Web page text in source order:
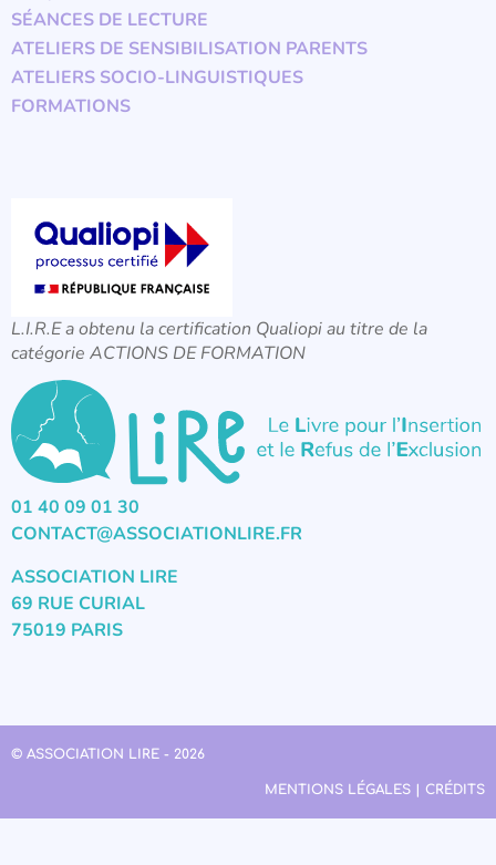
SÉANCES DE LECTURE
ATELIERS DE SENSIBILISATION PARENTS
ATELIERS SOCIO-LINGUISTIQUES
FORMATIONS
L.I.R.E a obtenu la certification Qualiopi au titre de la
catégorie ACTIONS DE FORMATION
01 40 09 01 30
CONTACT@ASSOCIATIONLIRE.FR
ASSOCIATION LIRE
69 RUE CURIAL
75019 PARIS
© ASSOCIATION LIRE - 2026
MENTIONS LÉGALES | CRÉDITS